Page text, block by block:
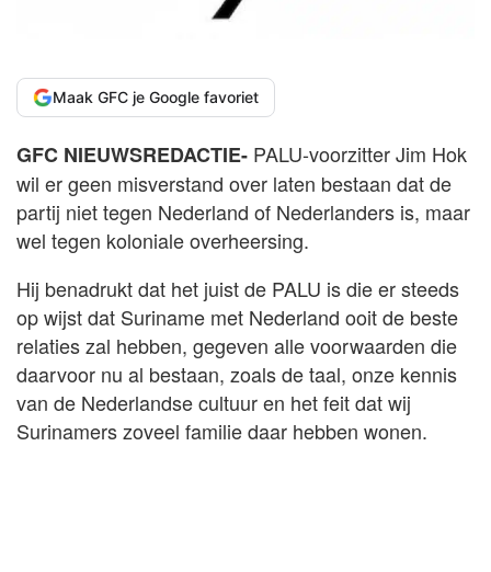
Maak GFC je Google favoriet
GFC NIEUWSREDACTIE- PALU-voorzitter Jim Hok
wil er geen misverstand over laten bestaan dat de
partij niet tegen Nederland of Nederlanders is, maar
wel tegen koloniale overheersing.
Hij benadrukt dat het juist de PALU is die er steeds
op wijst dat Suriname met Nederland ooit de beste
relaties zal hebben, gegeven alle voorwaarden die
daarvoor nu al bestaan, zoals de taal, onze kennis
van de Nederlandse cultuur en het feit dat wij
Surinamers zoveel familie daar hebben wonen.